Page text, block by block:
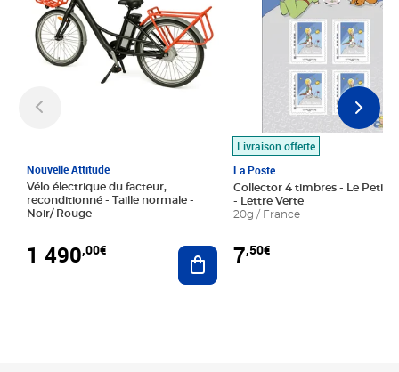
Nouvelle Attitude
Vélo électrique du facteur,
reconditionné - Taille normale -
Noir/ Rouge
1 490,00€ Ajouter au panier
Livraison offerte
La Poste
Collector 4 timbres - Le Petit
- Lettre Verte
20g / France
7,50€